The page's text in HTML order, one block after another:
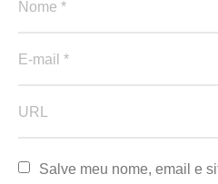
Salve meu nome, email e